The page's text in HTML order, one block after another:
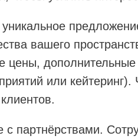
уникальное
вашего
цены,
или
с партнёрствами.